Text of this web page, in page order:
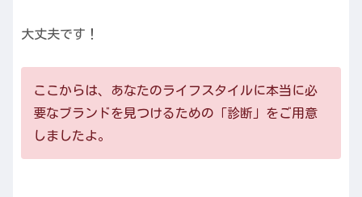
大丈夫です！
ここからは、あなたのライフスタイルに本当に必
要なブランドを見つけるための「診断」をご用意
しましたよ。